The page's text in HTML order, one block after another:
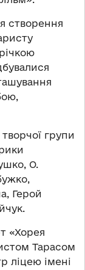
створення
групи
О.
Герой
«Хорея
Тарасом
ліцею імені